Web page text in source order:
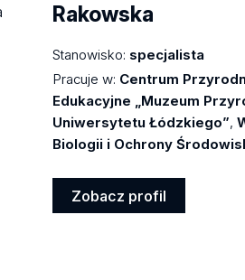
Rakowska
Stanowisko: specjalista
Pracuje w: Centrum
Edukacyjne „Muzeum
Uniwersytetu Łódzkiego”,
Biologii i Ochrony
Zobacz profil